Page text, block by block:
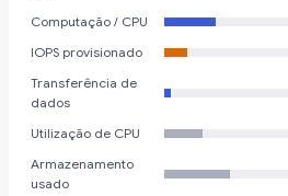
Computação / CPU
IOPS provisionado
Transferência de
dados
Utilização de CPU
Armazenamento
usado